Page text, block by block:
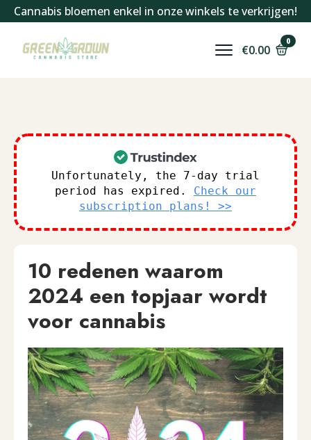
Cannabis bloemen enkel in onze winkels te verkrijgen!
€0.00
0
Unfortunately, the 7-day trial
period has expired. Check our
subscription plans! >>
10 redenen waarom
2024 een topjaar wordt
voor cannabis